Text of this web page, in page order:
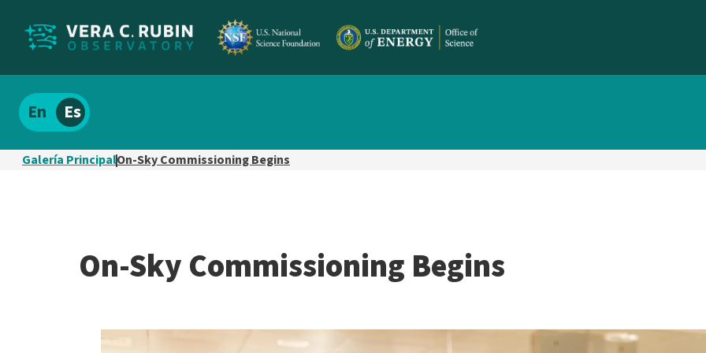
Localizar
el
contenido
Español
Galería PrincipalOn-Sky Commissioning Begins
On-Sky Commissioning Begins